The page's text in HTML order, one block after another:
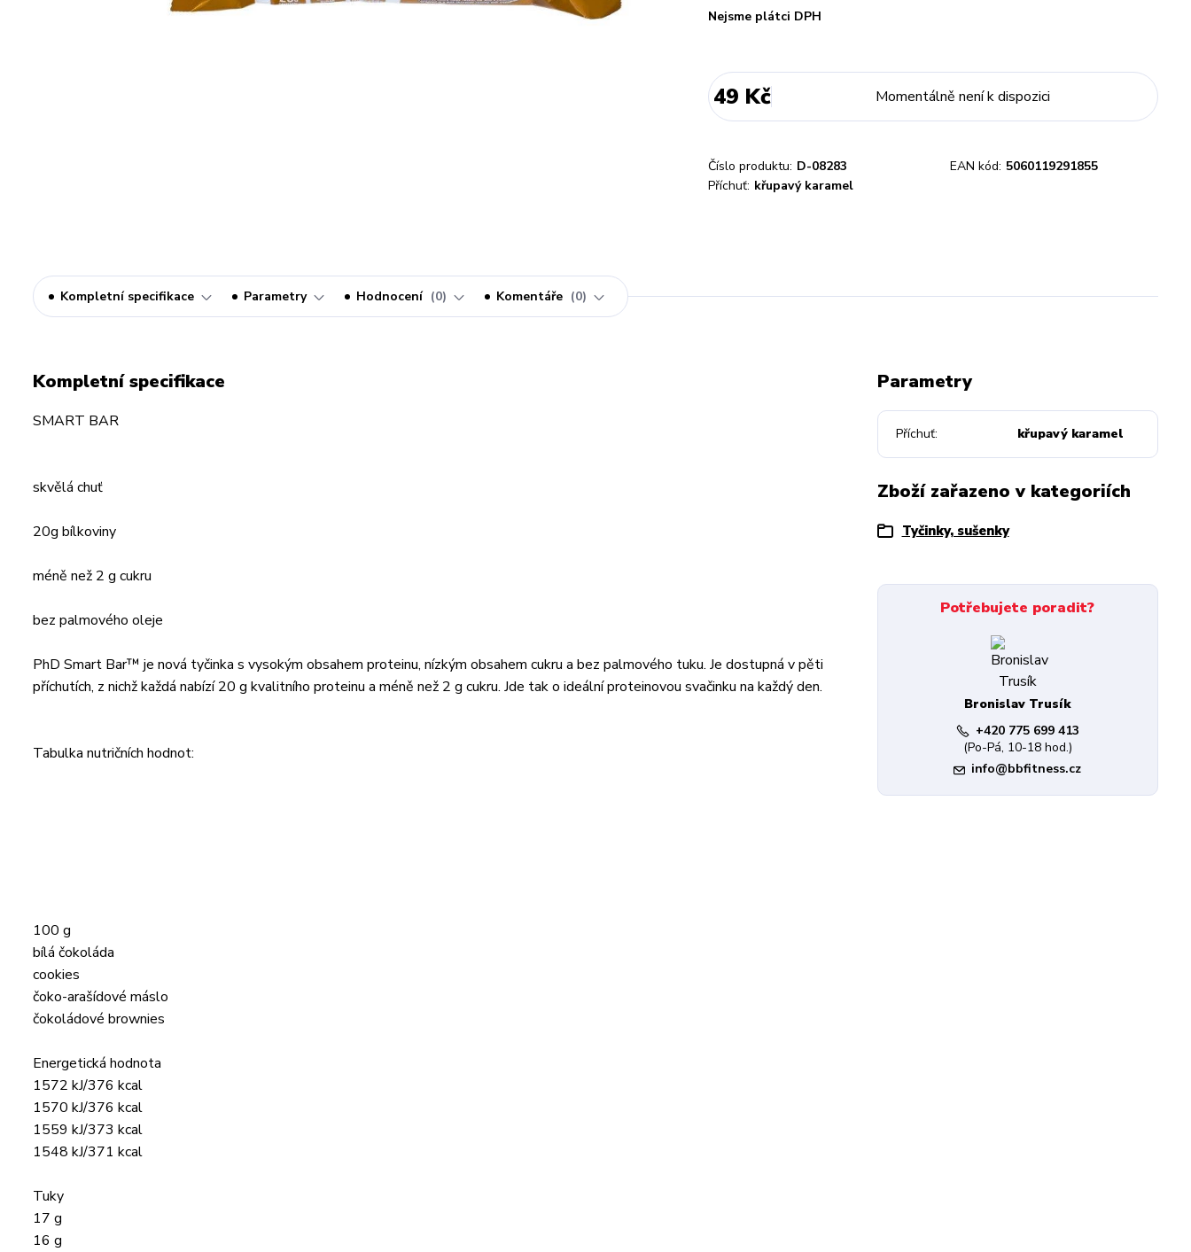
Nejsme plátci DPH
49 Kč Momentálně není k dispozici
Číslo produktu: D-08283 EAN kód: 5060119291855
Příchuť: křupavý karamel
Kompletní specifikace Parametry Hodnocení 0 Komentáře 0
Kompletní specifikace
SMART BAR
skvělá chuť
20g bílkoviny
méně než 2 g cukru
bez palmového oleje
PhD Smart Bar™ je nová tyčinka s vysokým obsahem proteinu, nízkým obsahem cukru a bez palmového tuku. Je dostupná v pěti
příchutích, z nichž každá nabízí 20 g kvalitního proteinu a méně než 2 g cukru. Jde tak o ideální proteinovou svačinku na každý den.
Tabulka nutričních hodnot:
100 g
bílá čokoláda
cookies
čoko-arašídové máslo
čokoládové brownies
Energetická hodnota
1572 kJ/376 kcal
1570 kJ/376 kcal
1559 kJ/373 kcal
1548 kJ/371 kcal
Tuky
17 g
16 g
Parametry
Příchuť křupavý karamel
Zboží zařazeno v kategoriích
Tyčinky, sušenky
Potřebujete poradit?
Bronislav Trusík
+420 775 699 413
(Po-Pá, 10-18 hod.)
info@bbfitness.cz